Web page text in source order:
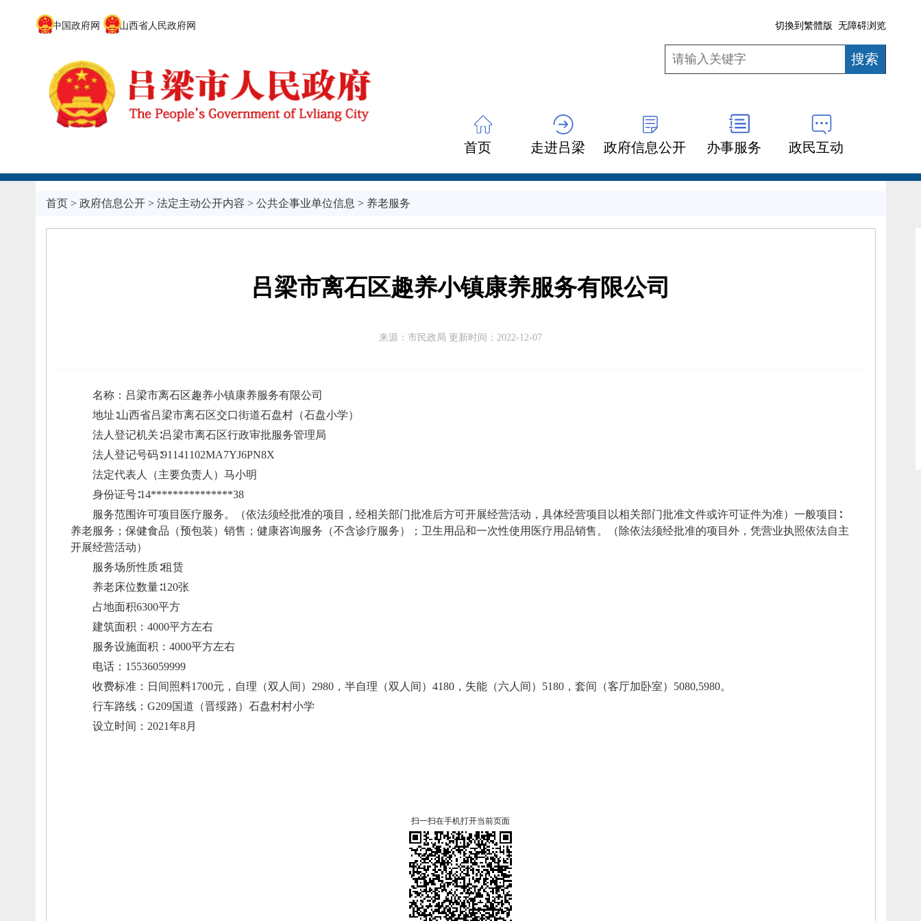
中国政府网 山西省人民政府网 切換到繁體版 无障碍浏览
首页 走进吕梁 政府信息公开 办事服务 政民互动
首页> 政府信息公开> 法定主动公开内容 > 公共企事业单位信息 > 养老服务
吕梁市离石区趣养小镇康养服务有限公司
来源： 市民政局 更新时间： 2022-12-07
名称： 吕梁市离石区趣养小镇康养服务有限公司
地址∶山西省吕梁市离石区交口街道石盘村（石盘小学）
法人登记机关∶吕梁市离石区行政审批服务管理局
法人登记号码∶91141102MA7YJ6PN8X
法定代表人（主要负责人）马小明
身份证号∶14***************38
服务范围许可项目医疗服务。
（依法须经批准的项目， 经相关部门批准后方可开展经营活动， 具体经营项目以相关部门批准文件或许可证件为准）一般项目∶
养老服务； 保健食品（预包装）销售； 健康咨询服务（不含诊疗服务）； 卫生用品和一次性使用医疗用品销售。 （除依法须经批准的项目外， 凭营业执照依法自主
开展经营活动）
服务场所性质∶租赁
养老床位数量∶120张
占地面积6300平方
建筑面积 ： 4000平方左右
服务设施面积 ： 4000平方左右
电话： 15536059999
收费标准： 日间照料1700元， 自理（双人间）2980， 半自理（双人间）4180， 失能（六人间）5180， 套间（客厅加卧室）5080,5980。
行车路线： G209国道（晋绥路）石盘村村小学
设立时间： 2021年8月
扫一扫在手机打开当前页面